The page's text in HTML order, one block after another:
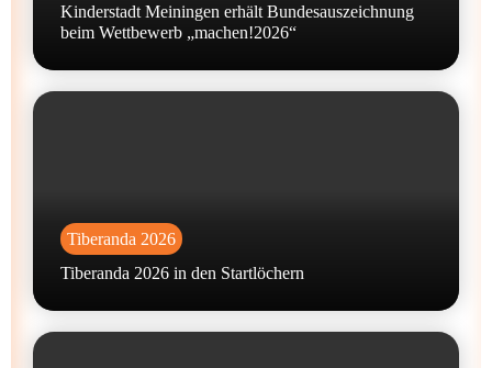
Kinderstadt Meiningen erhält Bundesauszeichnung
beim Wettbewerb „machen!2026“
Tiberanda 2026
Tiberanda 2026 in den Startlöchern